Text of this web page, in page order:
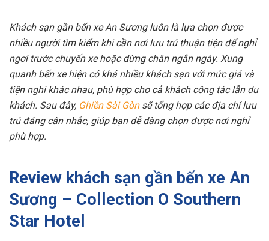
Khách sạn gần bến xe An Sương luôn là lựa chọn được
nhiều người tìm kiếm khi cần nơi lưu trú thuận tiện để nghỉ
ngơi trước chuyến xe hoặc dừng chân ngắn ngày. Xung
quanh bến xe hiện có khá nhiều khách sạn với mức giá và
tiện nghi khác nhau, phù hợp cho cả khách công tác lẫn du
khách. Sau đây, Ghiền Sài Gònsẽ tổng hợp các địa chỉ lưu
trú đáng cân nhắc, giúp bạn dễ dàng chọn được nơi nghỉ
phù hợp.
Review khách sạn gần bến xe An
Sương – Collection O Southern
Star Hotel